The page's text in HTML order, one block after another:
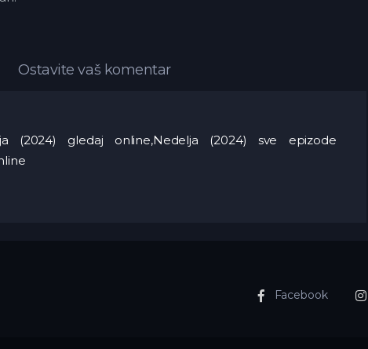
Ostavite vaš komentar
(2024) gledaj online,Nedelja (2024) sve epizode
Facebook